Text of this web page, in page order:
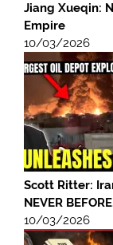
Jiang Xueqin:
Empire
10/03/2026
Scott Ritter:
NEVER
10/03/2026